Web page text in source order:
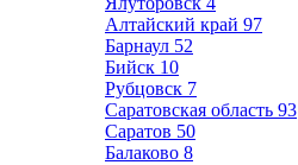
Алтайский край 97
Барнаул 52
Бийск 10
Рубцовск 7
Саратовская область 93
Саратов 50
Балаково 8